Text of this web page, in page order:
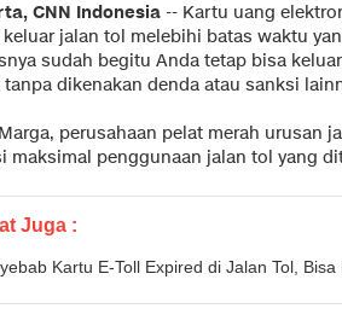
CNN Indonesia -- Kartu uang
jalan tol melebihi batas waktu
sudah begitu Anda tetap bisa
tanpa dikenakan denda atau sanksi
perusahaan pelat merah urusan
maksimal penggunaan jalan tol yang
Juga :
Kartu E-Toll Expired di Jalan Tol,